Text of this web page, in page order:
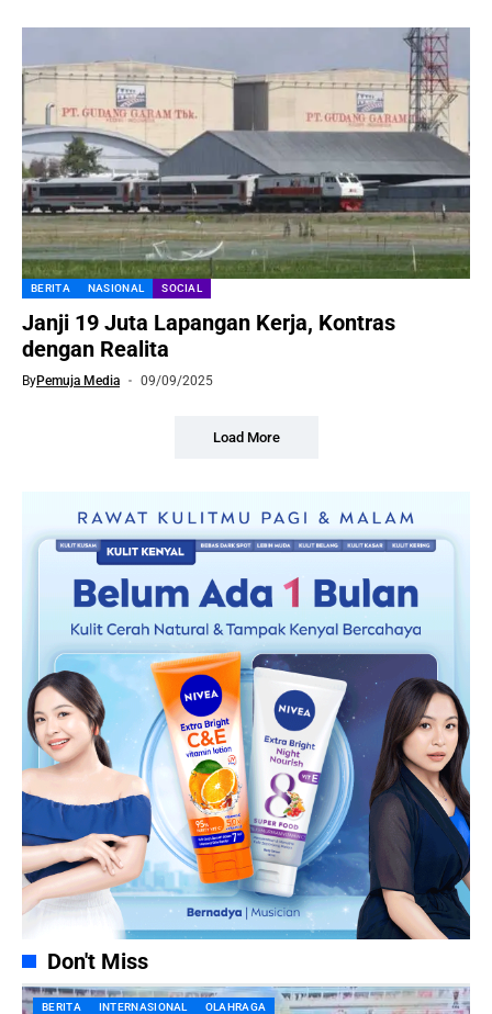
BERITA NASIONAL SOCIAL
Janji 19 Juta Lapangan Kerja, Kontras
dengan Realita
ByPemuja Media 09/09/2025
Load More
Don't Miss
BERITA INTERNASIONAL OLAHRAGA